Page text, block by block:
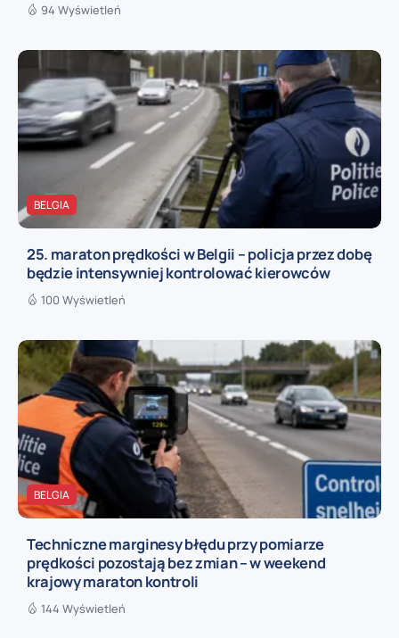
94 Wyświetleń
BELGIA
25. maraton prędkości w Belgii – policja przez dobę
będzie intensywniej kontrolować kierowców
100 Wyświetleń
BELGIA
Techniczne marginesy błędu przy pomiarze
prędkości pozostają bez zmian – w weekend
krajowy maraton kontroli
144 Wyświetleń